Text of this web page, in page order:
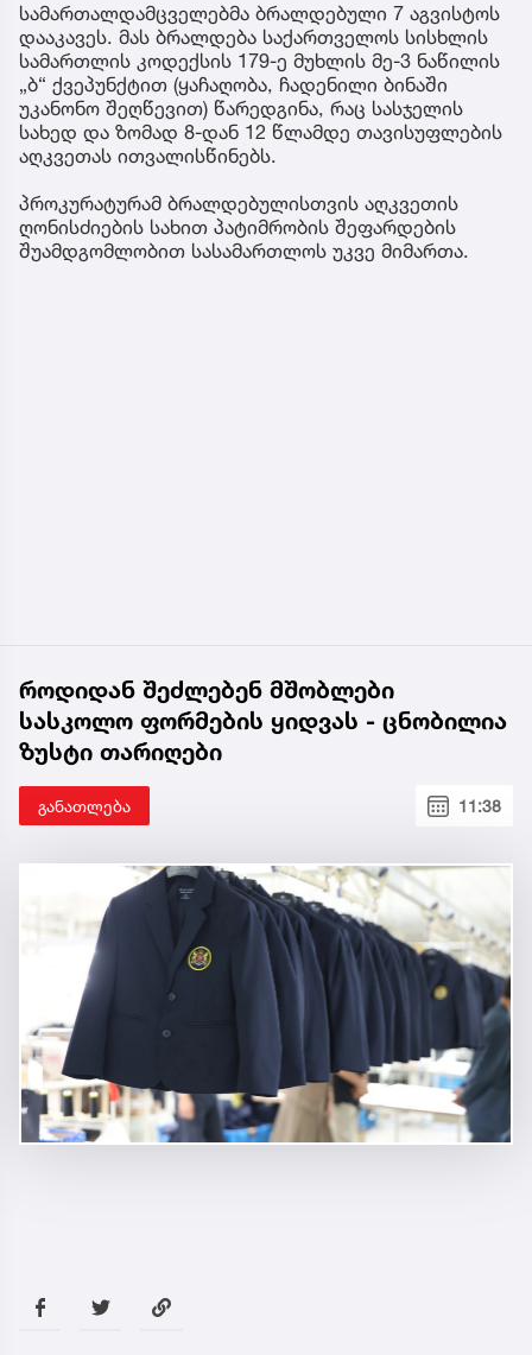
სამართალდამცველებმა ბრალდებული 7 აგვისტოს
დააკავეს. მას ბრალდება საქართველოს სისხლის
სამართლის კოდექსის 179-ე მუხლის მე-3 ნაწილის
„ბ“ ქვეპუნქტით (ყაჩაღობა, ჩადენილი ბინაში
უკანონო შეღწევით) წარედგინა, რაც სასჯელის
სახედ და ზომად 8-დან 12 წლამდე თავისუფლების
აღკვეთას ითვალისწინებს.
პროკურატურამ ბრალდებულისთვის აღკვეთის
ღონისძიების სახით პატიმრობის შეფარდების
შუამდგომლობით სასამართლოს უკვე მიმართა.
როდიდან შეძლებენ მშობლები
სასკოლო ფორმების ყიდვას - ცნობილია
ზუსტი თარიღები
განათლება 11:38